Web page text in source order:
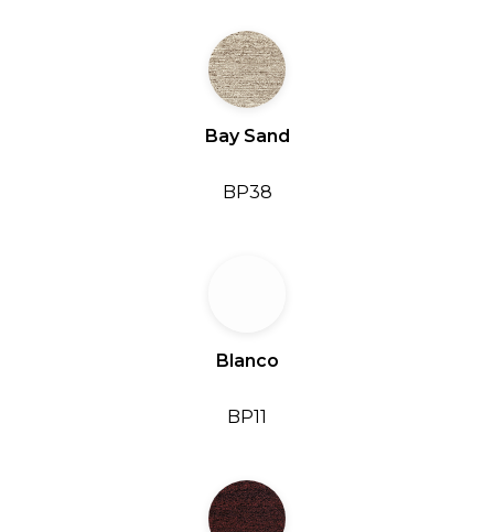
Bay Sand
BP38
Blanco
BP11